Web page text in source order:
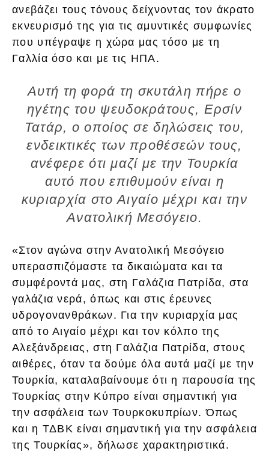
ανεβάζει τους τόνους δείχνοντας τον άκρατο
εκνευρισμό της για τις αμυντικές συμφωνίες
που υπέγραψε η χώρα μας τόσο με τη
Γαλλία όσο και με τις ΗΠΑ.
Αυτή τη φορά τη σκυτάλη πήρε ο
ηγέτης του ψευδοκράτους, Ερσίν
Τατάρ, ο οποίος σε δηλώσεις του,
ενδεικτικές των προθέσεών τους,
ανέφερε ότι μαζί με την Τουρκία
αυτό που επιθυμούν είναι η
κυριαρχία στο Αιγαίο μέχρι και την
Ανατολική Μεσόγειο.
«Στον αγώνα στην Ανατολική Μεσόγειο
υπερασπιζόμαστε τα δικαιώματα και τα
συμφέροντά μας, στη Γαλάζια Πατρίδα, στα
γαλάζια νερά, όπως και στις έρευνες
υδρογονανθράκων. Για την κυριαρχία μας
από το Αιγαίο μέχρι και τον κόλπο της
Αλεξάνδρειας, στη Γαλάζια Πατρίδα, στους
αιθέρες, όταν τα δούμε όλα αυτά μαζί με την
Τουρκία, καταλαβαίνουμε ότι η παρουσία της
Τουρκίας στην Κύπρο είναι σημαντική για
την ασφάλεια των Τουρκοκυπρίων. Όπως
και η ΤΔΒΚ είναι σημαντική για την ασφάλεια
της Τουρκίας», δήλωσε χαρακτηριστικά.